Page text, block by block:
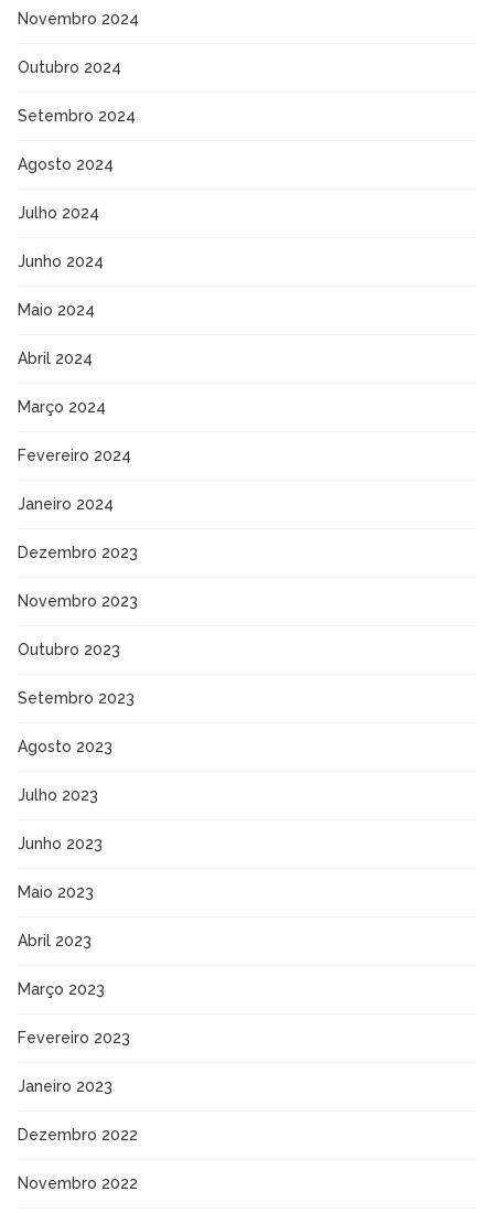
Novembro 2024
Outubro 2024
Setembro 2024
Agosto 2024
Julho 2024
Junho 2024
Maio 2024
Abril 2024
Março 2024
Fevereiro 2024
Janeiro 2024
Dezembro 2023
Novembro 2023
Outubro 2023
Setembro 2023
Agosto 2023
Julho 2023
Junho 2023
Maio 2023
Abril 2023
Março 2023
Fevereiro 2023
Janeiro 2023
Dezembro 2022
Novembro 2022